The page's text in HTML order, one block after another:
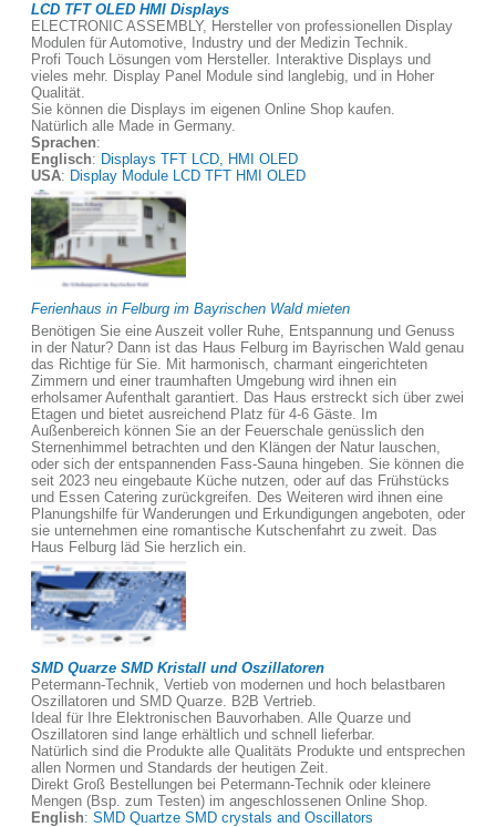
LCD TFT OLED HMI Displays
ELECTRONIC ASSEMBLY, Hersteller von professionellen Display
Modulen für Automotive, Industry und der Medizin Technik.
Profi Touch Lösungen vom Hersteller. Interaktive Displays und
vieles mehr. Display Panel Module sind langlebig, und in Hoher
Qualität.
Sie können die Displays im eigenen Online Shop kaufen.
Natürlich alle Made in Germany.
Sprachen:
Englisch: Displays TFT LCD, HMI OLED
USA: Display Module LCD TFT HMI OLED
Ferienhaus in Felburg im Bayrischen Wald mieten
Benötigen Sie eine Auszeit voller Ruhe, Entspannung und Genuss
in der Natur? Dann ist das Haus Felburg im Bayrischen Wald genau
das Richtige für Sie. Mit harmonisch, charmant eingerichteten
Zimmern und einer traumhaften Umgebung wird ihnen ein
erholsamer Aufenthalt garantiert. Das Haus erstreckt sich über zwei
Etagen und bietet ausreichend Platz für 4-6 Gäste. Im
Außenbereich können Sie an der Feuerschale genüsslich den
Sternenhimmel betrachten und den Klängen der Natur lauschen,
oder sich der entspannenden Fass-Sauna hingeben. Sie können die
seit 2023 neu eingebaute Küche nutzen, oder auf das Frühstücks
und Essen Catering zurückgreifen. Des Weiteren wird ihnen eine
Planungshilfe für Wanderungen und Erkundigungen angeboten, oder
sie unternehmen eine romantische Kutschenfahrt zu zweit. Das
Haus Felburg läd Sie herzlich ein.
SMD Quarze SMD Kristall und Oszillatoren
Petermann-Technik, Vertieb von modernen und hoch belastbaren
Oszillatoren und SMD Quarze. B2B Vertrieb.
Ideal für Ihre Elektronischen Bauvorhaben. Alle Quarze und
Oszillatoren sind lange erhältlich und schnell lieferbar.
Natürlich sind die Produkte alle Qualitäts Produkte und entsprechen
allen Normen und Standards der heutigen Zeit.
Direkt Groß Bestellungen bei Petermann-Technik oder kleinere
Mengen (Bsp. zum Testen) im angeschlossenen Online Shop.
English: SMD Quartze SMD crystals and Oscillators